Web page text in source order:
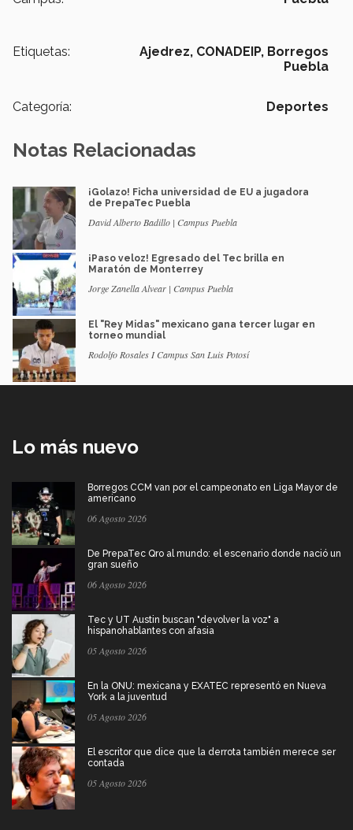
Etiquetas: Ajedrez, CONADEIP, Borregos
Puebla
Categoría: Deportes
Notas Relacionadas
¡Golazo! Ficha universidad de EU a jugadora
de PrepaTec Puebla
David Alberto Badillo | Campus Puebla
¡Paso veloz! Egresado del Tec brilla en
Maratón de Monterrey
Jorge Zanella Alvear | Campus Puebla
El "Rey Midas" mexicano gana tercer lugar en
torneo mundial
Rodolfo Rosales I Campus San Luis Potosí
Lo más nuevo
Borregos CCM van por el campeonato en Liga Mayor de
americano
06 Agosto 2026
De PrepaTec Qro al mundo: el escenario donde nació un
gran sueño
06 Agosto 2026
Tec y UT Austin buscan "devolver la voz" a
hispanohablantes con afasia
05 Agosto 2026
En la ONU: mexicana y EXATEC representó en Nueva
York a la juventud
05 Agosto 2026
El escritor que dice que la derrota también merece ser
contada
05 Agosto 2026